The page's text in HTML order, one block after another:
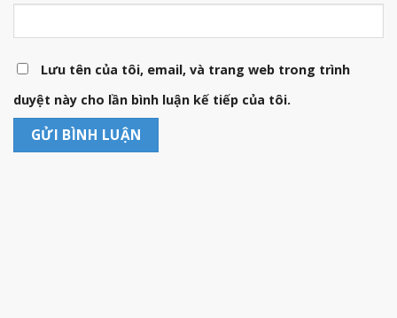
Lưu tên của tôi, email, và trang web trong trình
duyệt này cho lần bình luận kế tiếp của tôi.